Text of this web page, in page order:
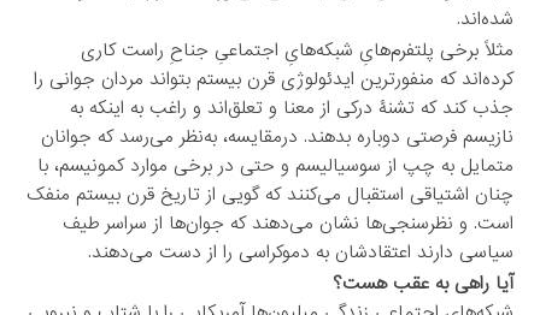
شده‌اند.
مثلاً برخی پلتفرم‌هایِ شبکه‌هایِ اجتماعیِ جناحِ راست کاری
کرده‌اند که منفورترین ایدئولوژی قرن بیستم بتواند مردان جوانی را
جذب کند که تشنۀ درکی از معنا و تعلق‌اند و راغب به اینکه به
نازیسم فرصتی دوباره بدهند. درمقایسه، به‌نظر می‌رسد که جوانان
متمایل به چپ از سوسیالیسم و حتی در برخی موارد کمونیسم، با
چنان اشتیاقی استقبال می‌کنند که گویی از تاریخ قرن بیستم منفک
است. و نظرسنجی‌ها نشان می‌دهند که جوان‌ها از سراسر طیف
سیاسی دارند اعتقادشان به دموکراسی را از دست می‌دهند.
آیا راهی به عقب هست؟